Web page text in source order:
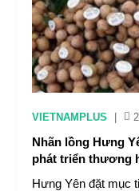
VIETNAMPLUS
Nhãn lồng Hưng
phát triển thương
Hưng Yên đặt mục